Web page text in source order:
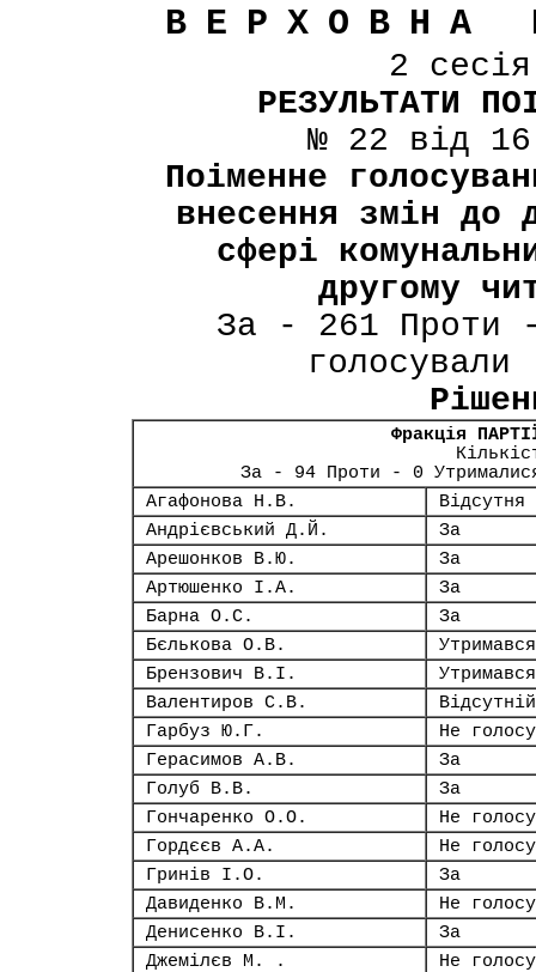
ВЕРХОВНА
2
РЕЗУЛЬТАТИ
№ 22 від
Поіменне
внесення змін до
сфері
другому
За - 261 Проти
Фракція
За - 94 Проти - 0
Агафонова Н.В.
Відсутня
Андрієвський Д.Й.
За
Арешонков В.Ю.
За
Артюшенко І.А.
За
Барна О.С.
За
Бєлькова О.В.
Утримався
Брензович В.І.
Утримався
Валентиров С.В.
Відсутній
Гарбуз Ю.Г.
Не
Герасимов А.В.
За
Голуб В.В.
За
Гончаренко О.О.
Не
Гордєєв А.А.
Не
Гринів І.О.
За
Давиденко В.М.
Не
Денисенко В.І.
За
Джемілєв М. .
Не